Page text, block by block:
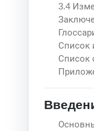
3.4
Список
Список